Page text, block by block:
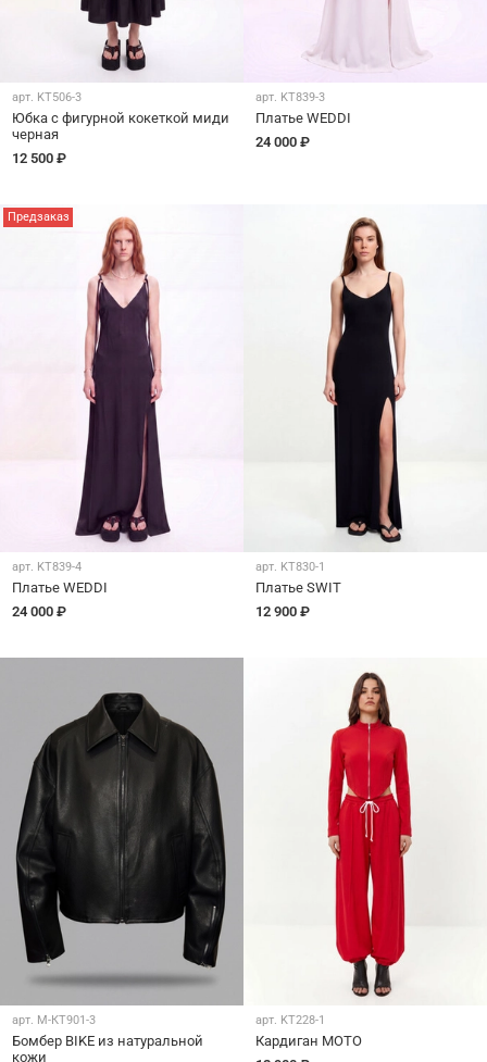
арт. KT506-3
Юбка с фигурной кокеткой миди
черная
12 500 ₽
арт. KT839-3
Платье WEDDI
24 000 ₽
Предзаказ
арт. KT839-4
Платье WEDDI
24 000 ₽
арт. KT830-1
Платье SWIT
12 900 ₽
арт. M-КТ901-3
Бомбер BIKE из натуральной
кожи
арт. KT228-1
Кардиган MOTO